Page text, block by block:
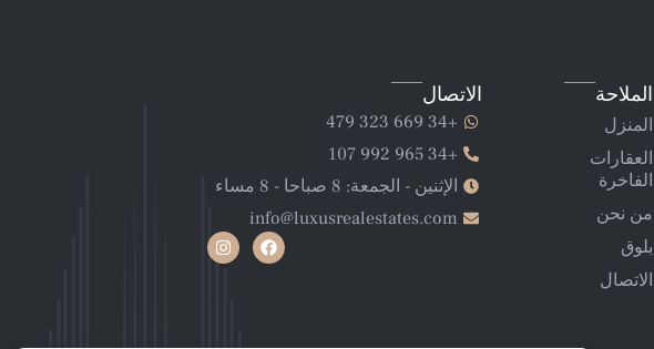
الملاحة
المنزل
العقارات
الفاخرة
من نحن
بلوق
الاتصال
الاتصال
+34 669 323 479
+34 965 992 107
الإثنين - الجمعة: 8 صباحا - 8 مساء
info@luxusrealestates.com